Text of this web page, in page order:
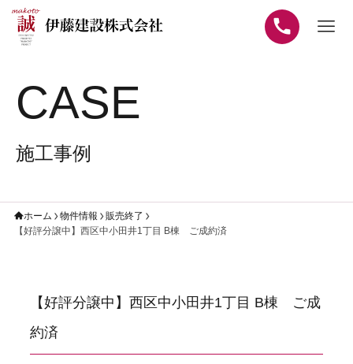
CASE
施工事例
ホーム 物件情報
販売終了
【好評分譲中】西区中小田井1丁目 B棟 ご成約済
【好評分譲中】西区中小田井1丁目 B棟 ご成
約済